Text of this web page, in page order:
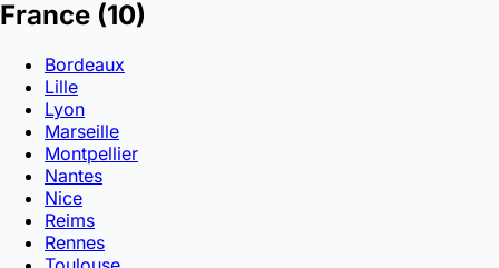
France (10)
Bordeaux
Lille
Lyon
Marseille
Montpellier
Nantes
Nice
Reims
Rennes